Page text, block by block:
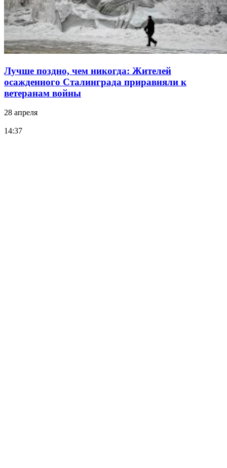
Лучше поздно, чем никогда: Жителей
осажденного Сталинграда приравняли к
ветеранам войны
28 апреля
14:37